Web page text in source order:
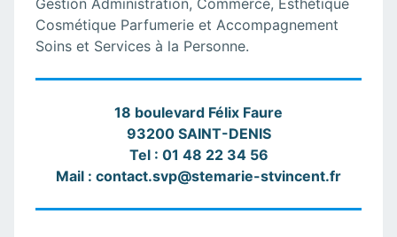
Cosmétique Parfumerie et Accompagnement
Soins et Services à la Personne.
18 boulevard Félix Faure
93200 SAINT-DENIS
Tel : 01 48 22 34 56
Mail : contact.svp@stemarie-stvincent.fr